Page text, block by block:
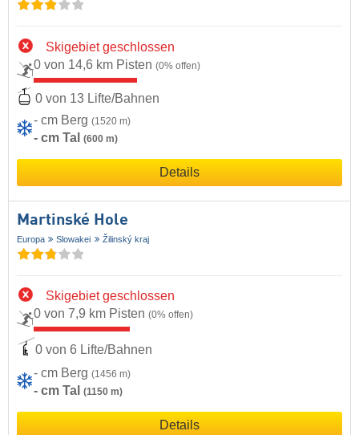
Skigebiet geschlossen
0 von 14,6 km Pisten (0% offen)
0 von 13 Lifte/Bahnen
- cm Berg (1520 m)
- cm Tal (600 m)
Details
Martinské Hole
Europa Slowakei Žilinský kraj
Skigebiet geschlossen
0 von 7,9 km Pisten (0% offen)
0 von 6 Lifte/Bahnen
- cm Berg (1456 m)
- cm Tal (1150 m)
Details